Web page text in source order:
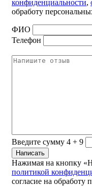
конфиденциальности,
обработу
ФИО
Телефон
Введите сумму 4 + 9
Нажимая на кнопку
политикой
согласие на обработу